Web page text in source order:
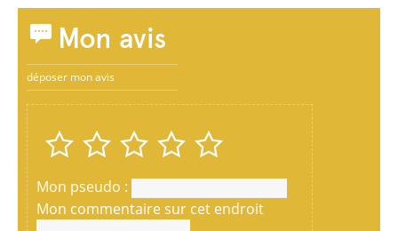
Mon avis
déposer mon avis
Mon pseudo :
Mon commentaire sur cet endroit